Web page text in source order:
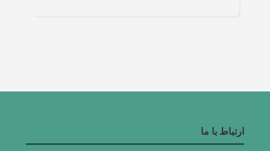
ارتباط با ما